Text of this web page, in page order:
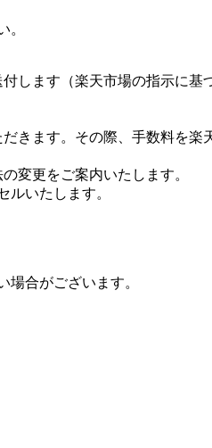
。
します（楽天市場の指示に基
きます。その際、手数料を楽
変更をご案内いたします。
いたします。
合がございます。